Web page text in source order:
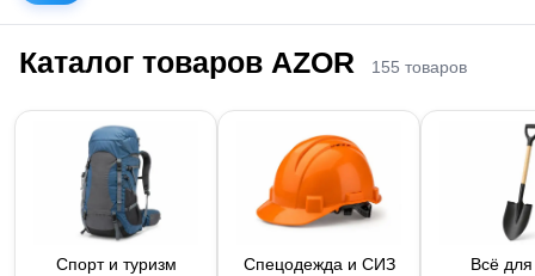
Каталог товаров AZOR 155 товаров
Спорт и туризм Спецодежда и СИЗ Всё